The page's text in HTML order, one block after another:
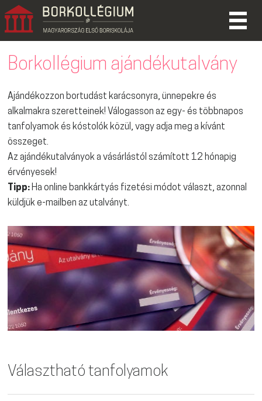
Borkollégium ajándékutalvány
Ajándékozzon bortudást karácsonyra, ünnepekre és
alkalmakra szeretteinek! Válogasson az egy- és többnapos
tanfolyamok és kóstolók közül, vagy adja meg a kívánt
összeget.
Az ajándékutalványok a vásárlástól számított 12 hónapig
érvényesek!
Tipp: Ha online bankkártyás fizetési módot választ, azonnal
küldjük e-mailben az utalványt.
Választható tanfolyamok